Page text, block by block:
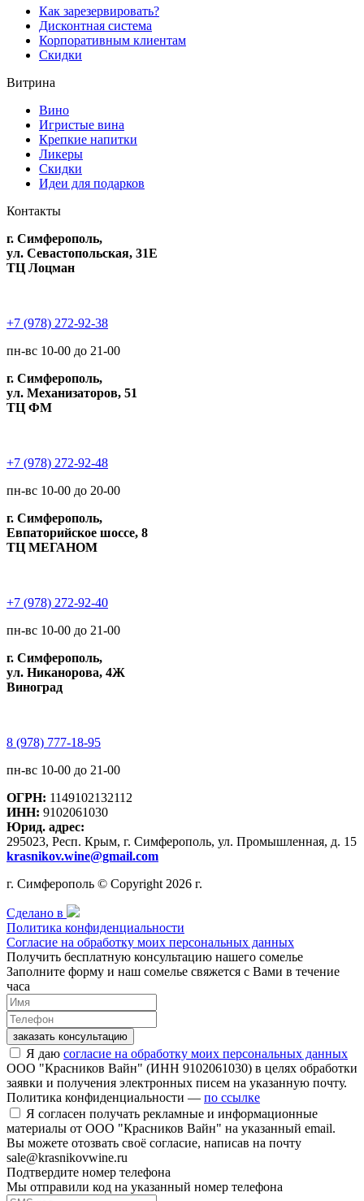
Как зарезервировать?
Дисконтная система
Корпоративным клиентам
Скидки
Витрина
Вино
Игристые вина
Крепкие напитки
Ликеры
Скидки
Идеи для подарков
Контакты
г. Симферополь,
ул. Севастопольская, 31Е
ТЦ Лоцман
+7 (978) 272-92-38
пн-вс 10-00 до 21-00
г. Симферополь,
ул. Механизаторов, 51
ТЦ ФМ
+7 (978) 272-92-48
пн-вс 10-00 до 20-00
г. Симферополь,
Евпаторийское шоссе, 8
ТЦ МЕГАНОМ
+7 (978) 272-92-40
пн-вс 10-00 до 21-00
г. Симферополь,
ул. Никанорова, 4Ж
Виноград
8 (978) 777-18-95
пн-вс 10-00 до 21-00
ОГРН: 1149102132112
ИНН: 9102061030
Юрид. адрес:
295023, Респ. Крым, г. Симферополь, ул. Промышленная, д. 15
krasnikov.wine@gmail.com
г. Симферополь © Copyright 2026 г.
Сделано в
Политика конфиденциальности
Согласие на обработку моих персональных данных
Получить бесплатную консультацию нашего сомелье
Заполните форму и наш сомелье свяжется с Вами в течение
часа
заказать консультацию
Я даю согласие на обработку моих персональных данных
ООО "Красников Вайн" (ИНН 9102061030) в целях обработки
заявки и получения электронных писем на указанную почту.
Политика конфиденциальности — по ссылке
Я согласен получать рекламные и информационные
материалы от ООО "Красников Вайн" на указанный email.
Вы можете отозвать своё согласие, написав на почту
sale@krasnikovwine.ru
Подтвердите номер телефона
Мы отправили код на указанный номер телефона